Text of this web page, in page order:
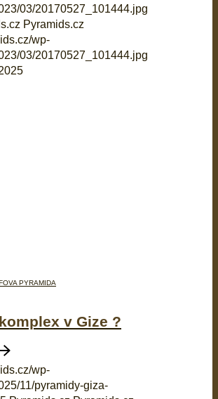
03/20170527_101444.jpg
Pyramids.cz
wp-
03/20170527_101444.jpg
PYRAMIDA
v Gize ?
wp-
11/pyramidy-giza-